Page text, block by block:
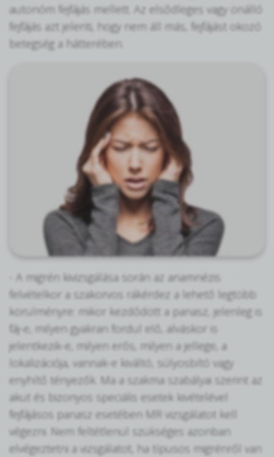
autonóm fejfájás mellett. Az elsődleges vagy önálló
fejfájás azt jelenti, hogy nem áll más, fejfájást okozó
betegség a hátterében.
- A migrén kivizsgálása során az anamnézis
felvételkor a szakorvos rákérdez a lehető legtöbb
körülményre: mikor kezdődött a panasz, jelenleg is
fáj-e, milyen gyakran fordul elő, alváskor is
jelentkezik-e, milyen erős, milyen a jellege, a
lokalizációja, vannak-e kiváltó, súlyosbító vagy
enyhítő tényezők. Ma a szakma szabályai szerint az
akut és bizonyos speciális esetek kivételével
fejfájásos panasz esetében MR vizsgálatot kell
végezni. Nem feltétlenül szükséges azonban
elvégeztetni a vizsgálatot, ha típusos migrénről van